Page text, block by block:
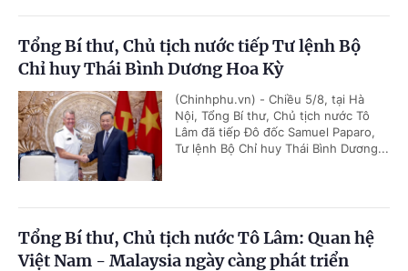
Tổng Bí thư, Chủ tịch nước tiếp Tư lệnh Bộ
Chỉ huy Thái Bình Dương Hoa Kỳ
(Chinhphu.vn) - Chiều 5/8, tại Hà
Nội, Tổng Bí thư, Chủ tịch nước Tô
Lâm đã tiếp Đô đốc Samuel Paparo,
Tư lệnh Bộ Chỉ huy Thái Bình Dương...
Tổng Bí thư, Chủ tịch nước Tô Lâm: Quan hệ
Việt Nam - Malaysia ngày càng phát triển